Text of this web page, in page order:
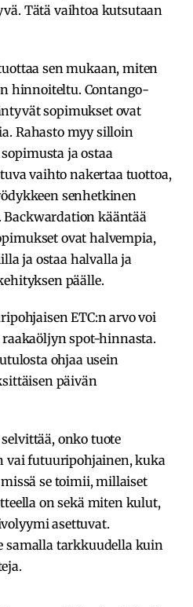
Tätä vaihtoa kutsutaan
sen mukaan, miten
hinnoiteltu. Contango-
sopimukset ovat
Rahasto myy silloin
ja ostaa
vaihto nakertaa tuottoa,
senhetkinen
kääntää
ovat halvempia,
ja ostaa halvalla ja
päälle.
ETC:n arvo voi
spot-hinnasta.
ohjaa usein
päivän
onko tuote
vai futuuripohjainen, kuka
se toimii, millaiset
on sekä miten kulut,
asettuvat.
samalla tarkkuudella kuin